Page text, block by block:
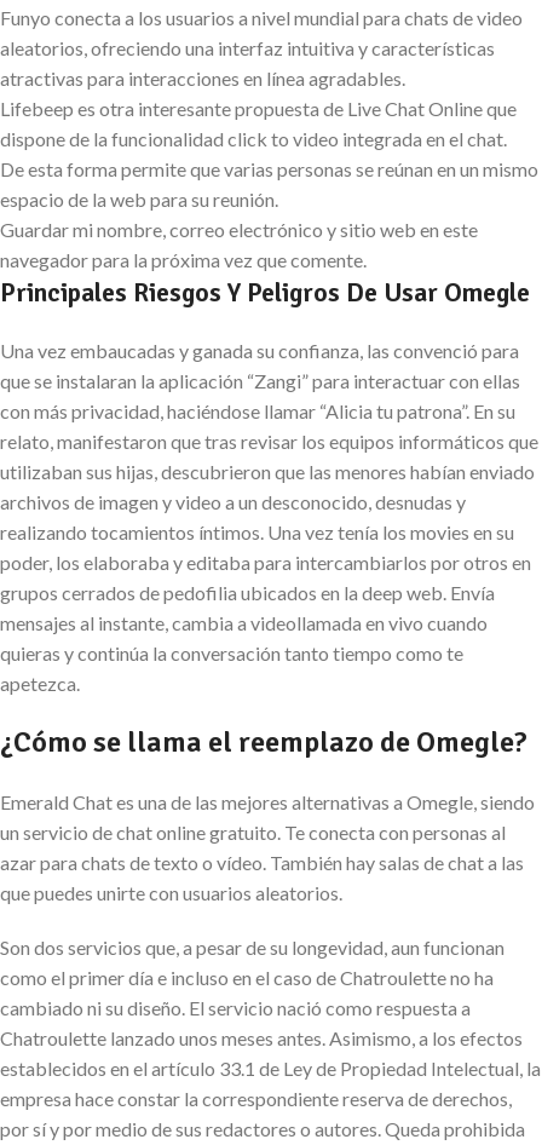
Funyo conecta a los usuarios a nivel mundial para chats de video
aleatorios, ofreciendo una interfaz intuitiva y características
atractivas para interacciones en línea agradables.
Lifebeep es otra interesante propuesta de Live Chat Online que
dispone de la funcionalidad click to video integrada en el chat.
De esta forma permite que varias personas se reúnan en un mismo
espacio de la web para su reunión.
Guardar mi nombre, correo electrónico y sitio web en este
navegador para la próxima vez que comente.
Principales Riesgos Y Peligros De Usar Omegle
Una vez embaucadas y ganada su confianza, las convenció para
que se instalaran la aplicación “Zangi” para interactuar con ellas
con más privacidad, haciéndose llamar “Alicia tu patrona”. En su
relato, manifestaron que tras revisar los equipos informáticos que
utilizaban sus hijas, descubrieron que las menores habían enviado
archivos de imagen y video a un desconocido, desnudas y
realizando tocamientos íntimos. Una vez tenía los movies en su
poder, los elaboraba y editaba para intercambiarlos por otros en
grupos cerrados de pedofilia ubicados en la deep web. Envía
mensajes al instante, cambia a videollamada en vivo cuando
quieras y continúa la conversación tanto tiempo como te
apetezca.
¿Cómo se llama el reemplazo de Omegle?
Emerald Chat es una de las mejores alternativas a Omegle, siendo
un servicio de chat online gratuito. Te conecta con personas al
azar para chats de texto o vídeo. También hay salas de chat a las
que puedes unirte con usuarios aleatorios.
Son dos servicios que, a pesar de su longevidad, aun funcionan
como el primer día e incluso en el caso de Chatroulette no ha
cambiado ni su diseño. El servicio nació como respuesta a
Chatroulette lanzado unos meses antes. Asimismo, a los efectos
establecidos en el artículo 33.1 de Ley de Propiedad Intelectual, la
empresa hace constar la correspondiente reserva de derechos,
por sí y por medio de sus redactores o autores. Queda prohibida